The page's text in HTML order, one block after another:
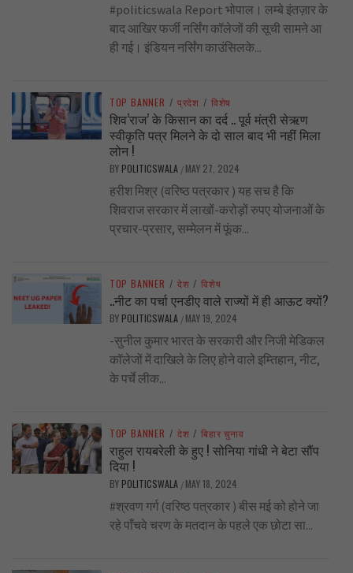
#politicswala Report भोपाल। लम्बे इंतज़ार के
बाद आखिर फर्जी नर्सिंग कॉलेजों की सूची सामने आ
ही गई। इंडियन नर्सिंग काउंसिलके...
TOP BANNER / प्रदेश / विशेष
शिव’राज’ के किसान का दर्द .. पूर्व मंत्री सेऋण
स्वीकृति पत्र मिलने के दो साल बाद भी नहीं मिला
लोन !
BY POLITICSWALA / MAY 27, 2024
हरीश मिश्र (वरिष्ठ पत्रकार ) यह सच है कि
शिवराज सरकार में लाखों-करोड़ों रुपए योजनाओं के
प्रचार-प्रसार, सम्मेलन में फूंक...
TOP BANNER / देश / विशेष
..नीट का पर्चा एनडीए वाले राज्यों में ही आऊट क्यों?
BY POLITICSWALA / MAY 19, 2024
-सुनील कुमार भारत के सरकारी और निजी मेडिकल
कॉलेजों में दाखिले के लिए होने वाले इम्तिहान, नीट,
के पर्चे लीक...
TOP BANNER / देश / बिहार चुनाव
राहुल रायबरेली के हुए ! सोनिया गांधी ने बेटा सौंप
दिया !
BY POLITICSWALA / MAY 18, 2024
#श्रवण गर्ग (वरिष्ठ पत्रकार ) बीस मई को होने जा
रहे पाँचवे चरण के मतदान के पहले एक छोटा सा...